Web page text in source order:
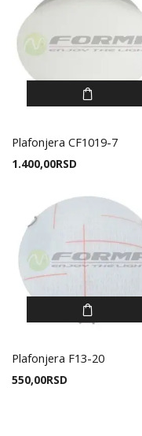
Plafonjera CF1019-7
1.400,00RSD
Plafonjera F13-20
550,00RSD